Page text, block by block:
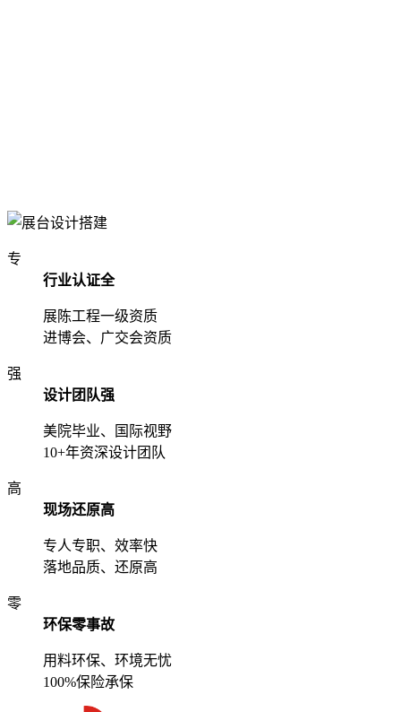
专
行业认证全
展陈工程一级资质
进博会、广交会资质
强
设计团队强
美院毕业、国际视野
10+年资深设计团队
高
现场还原高
专人专职、效率快
落地品质、还原高
零
环保零事故
用料环保、环境无忧
100%保险承保